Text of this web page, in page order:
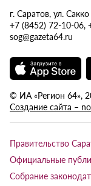
г. Саратов, ул.
+7 (8452) 72-10-06,
sog@gazeta64.ru
© ИА «Регион 64»,
Создание сайта –
Правительство
Официальные
Собрание